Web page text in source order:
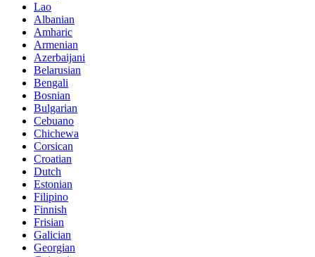
Lao
Albanian
Amharic
Armenian
Azerbaijani
Belarusian
Bengali
Bosnian
Bulgarian
Cebuano
Chichewa
Corsican
Croatian
Dutch
Estonian
Filipino
Finnish
Frisian
Galician
Georgian